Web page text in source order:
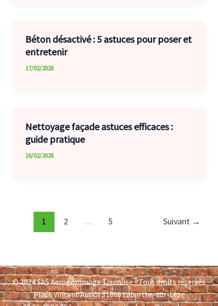
Béton désactivé : 5 astuces pour poser et
entretenir
17/02/2026
Nettoyage façade astuces efficaces :
guide pratique
16/02/2026
1 2 … 5 Suivant →
© 2024 SAS Aerogommage Toulouse - Tous droits réservés
Place Vincent Auriol 31860 Labarthe-sur-Lèze